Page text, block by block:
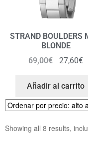
STRAND BOULDERS
BLONDE
69,00€ 27,60€
Añadir al carrito
Showing all 8 results,